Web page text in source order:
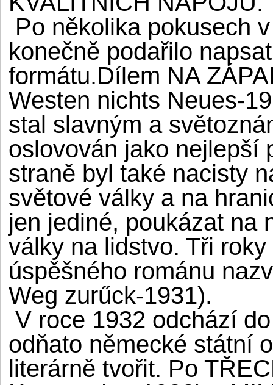
Po několika pokusech
konečně podařilo
formátu.Dílem NA
Westen nichts Neues-
stal slavným a
oslovován jako nejlepší
straně byl také nacisty
světové války a na
jen jediné, poukázat na
války na lidstvo. Tři
úspěšného románu
Weg zurűck-1931).
V roce 1932 odchází
odňato německé státní
literárně tvořit. Po